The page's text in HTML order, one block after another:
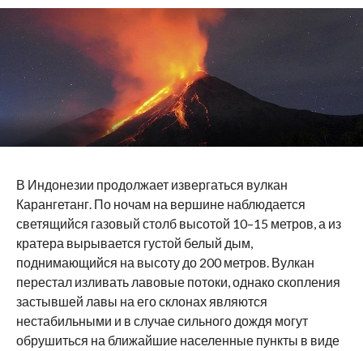
В Индонезии продолжает извергаться вулкан
Карангетанг. По ночам на вершине наблюдается
светящийся газовый столб высотой 10–15 метров, а из
кратера вырывается густой белый дым,
поднимающийся на высоту до 200 метров. Вулкан
перестал изливать лавовые потоки, однако скопления
застывшей лавы на его склонах являются
нестабильными и в случае сильного дождя могут
обрушиться на ближайшие населенные пункты в виде